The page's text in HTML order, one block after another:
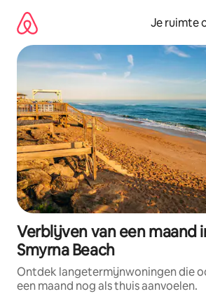
direct
naar
inhoud
Je ruimte
Verblijven van een maand
Smyrna Beach
Ontdek langetermijnwoningen die
een maand nog als thuis aanvoelen.